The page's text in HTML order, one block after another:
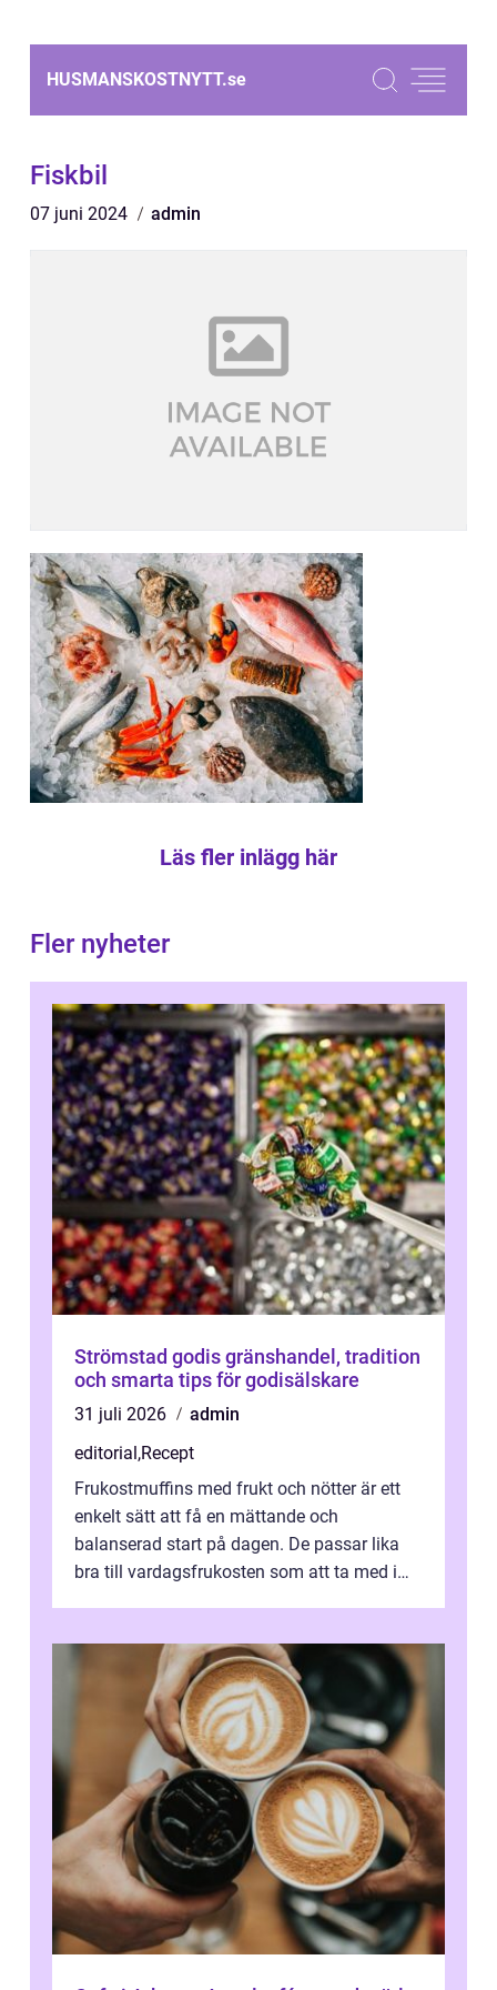
HUSMANSKOSTNYTT.se
Fiskbil
07 juni 2024 admin
Läs fler inlägg här
Fler nyheter
Strömstad godis gränshandel, tradition
och smarta tips för godisälskare
31 juli 2026
admin
editorial,Recept
Frukostmuffins med frukt och nötter är ett
enkelt sätt att få en mättande och
balanserad start på dagen. De passar lika
bra till vardagsfrukosten som att ta med i